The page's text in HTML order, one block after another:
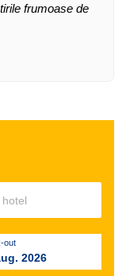
frumoase de
out
2026